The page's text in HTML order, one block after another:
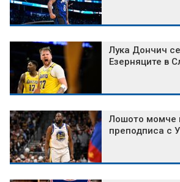
Лука Дончич
Езерняците в
Лошото момче
преподписа с